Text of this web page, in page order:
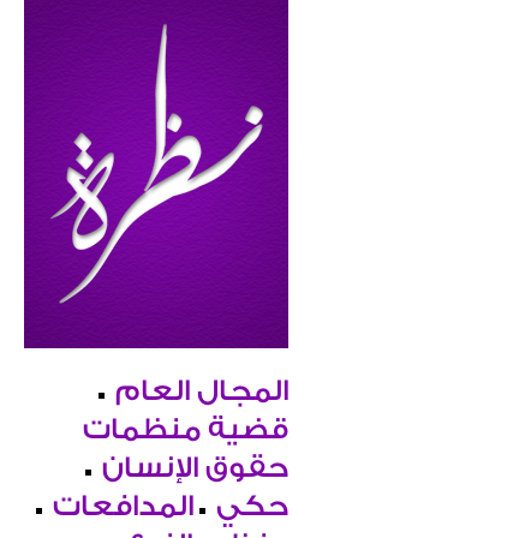
المجال العام
قضية منظمات
حقوق الإنسان
حكي
المدافعات